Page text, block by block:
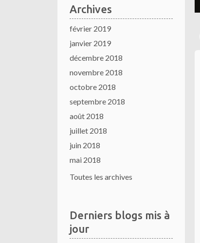
Archives
février 2019
janvier 2019
décembre 2018
novembre 2018
octobre 2018
septembre 2018
août 2018
juillet 2018
juin 2018
mai 2018
Toutes les archives
Derniers blogs mis à
jour